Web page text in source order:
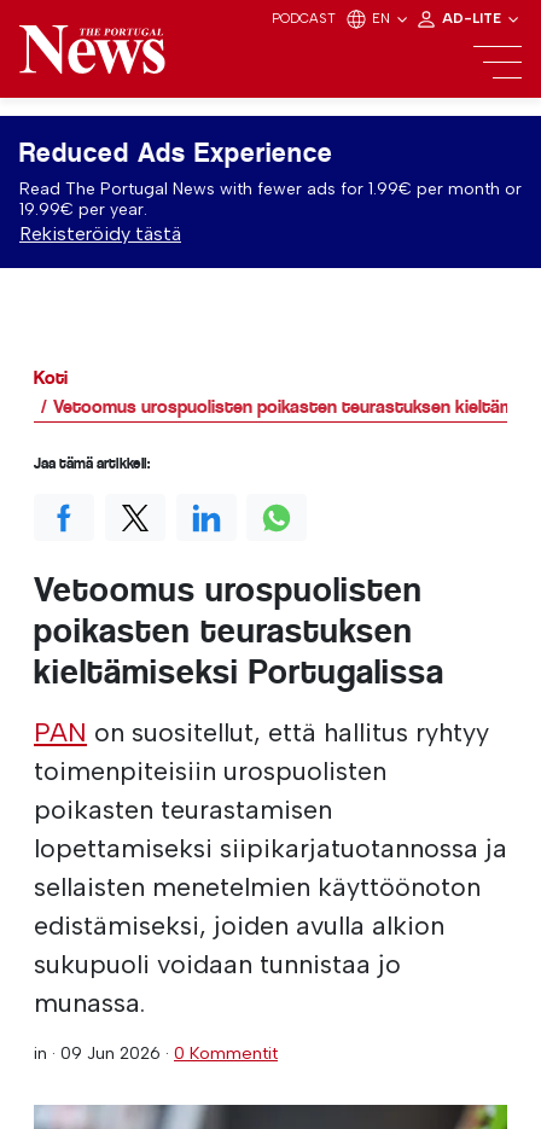
PODCAST EN AD-LITE
Reduced Ads Experience
Read The Portugal News with fewer ads for 1.99€ per month or
19.99€ per year.
Rekisteröidy tästä
Koti
Vetoomus urospuolisten poikasten teurastuksen
Vetoomus urospuolisten
poikasten teurastuksen
kieltämiseksi Portugalissa
PAN on suositellut, että hallitus ryhtyy
toimenpiteisiin urospuolisten
poikasten teurastamisen
lopettamiseksi siipikarjatuotannossa ja
sellaisten menetelmien käyttöönoton
edistämiseksi, joiden avulla alkion
sukupuoli voidaan tunnistaa jo
munassa.
in · 09 Jun 2026 · 0 Kommentit
Jaa tämä artikkeli: